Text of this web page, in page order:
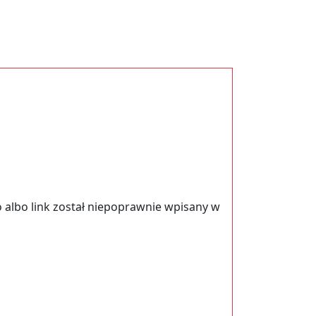
link został niepoprawnie wpisany w